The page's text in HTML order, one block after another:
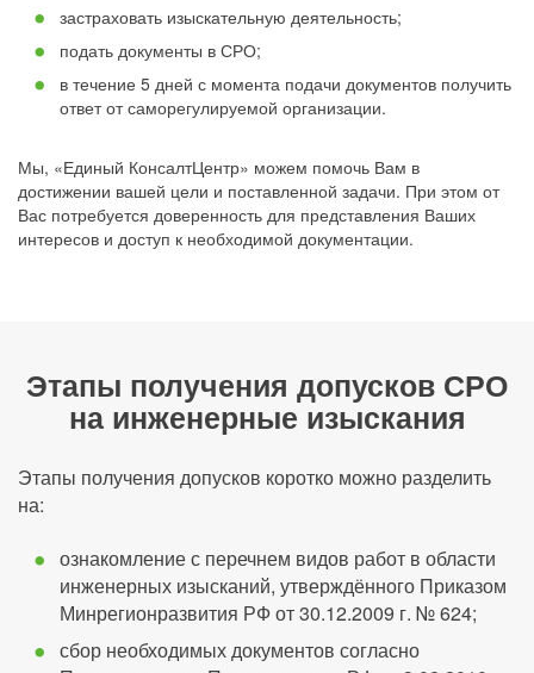
застраховать изыскательную деятельность;
подать документы в СРО;
в течение 5 дней с момента подачи документов получить
ответ от саморегулируемой организации.
Мы, «Единый КонсалтЦентр» можем помочь Вам в
достижении вашей цели и поставленной задачи. При этом от
Вас потребуется доверенность для представления Ваших
интересов и доступ к необходимой документации.
Этапы получения допусков СРО
на инженерные изыскания
Этапы получения допусков коротко можно разделить
на:
ознакомление с перечнем видов работ в области
инженерных изысканий, утверждённого Приказом
Минрегионразвития РФ от 30.12.2009 г. № 624;
сбор необходимых документов согласно